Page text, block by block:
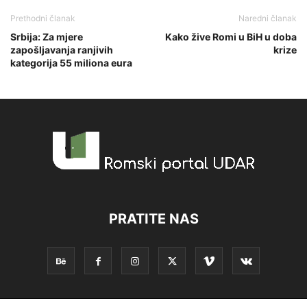
Prethodni članak
Srbija: Za mjere
zapošljavanja ranjivih
kategorija 55 miliona eura
Naredni članak
Kako žive Romi u BiH u doba
krize
PRATITE NAS